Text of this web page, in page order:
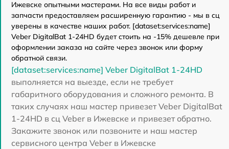
Ижевске опытными мастерами. На все виды работ и
запчасти предоставляем расширенную гарантию - мы в сц
уверены в качестве наших работ. [dataset:services:name]
Veber DigitalBat 1-24HD будет стоить на -15% дешевле при
оформлении заказа на сайте через звонок или форму
обратной связи.
[dataset:services:name] Veber DigitalBat 1-24HD
выполняется на выезде, если не требует
габаритного оборудования и сложного ремонта. В
таких случаях наш мастер привезет Veber DigitalBat
1-24HD в сц Veber в Ижевске и привезет обратно.
Закажите звонок или позвоните и наш мастер
сервисного центра Veber в Ижевске